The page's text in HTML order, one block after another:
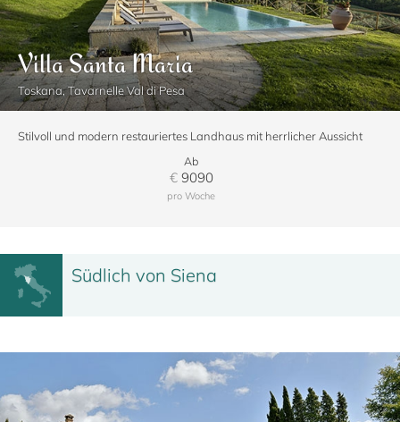
Villa Santa Maria
Toskana, Tavarnelle Val di Pesa
Stilvoll und modern restauriertes Landhaus mit herrlicher Aussicht
Ab
€9090
pro Woche
Südlich von Siena